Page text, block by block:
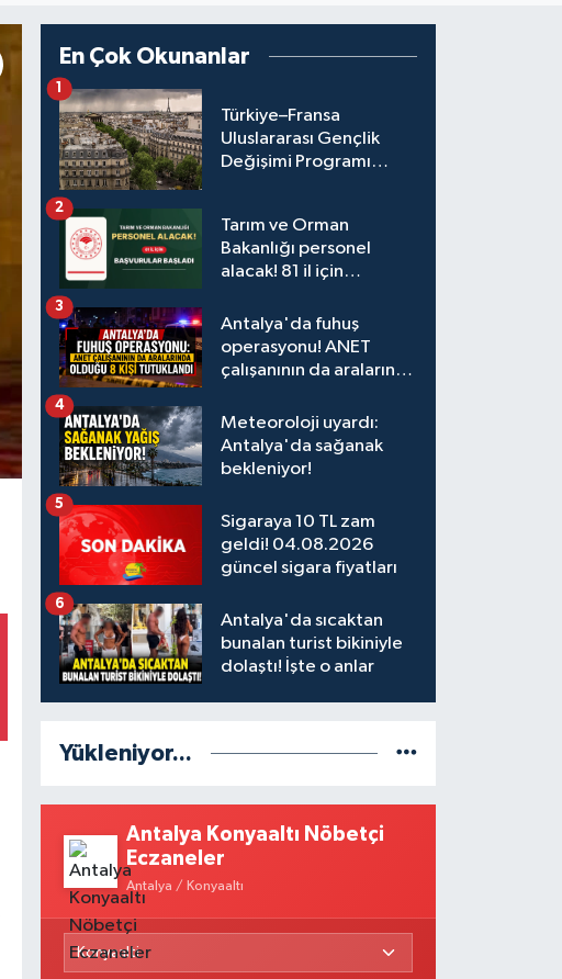
En Çok Okunanlar
Türkiye–Fransa
Uluslararası Gençlik
Değişimi Programı
1
Tarım ve Orman
Bakanlığı personel
alacak! 81 il için
2
Antalya'da fuhuş
operasyonu! ANET
çalışanının da aralarında
3
Meteoroloji uyardı:
Antalya'da sağanak
bekleniyor!
4
Sigaraya 10 TL zam
geldi! 04.08.2026
güncel sigara fiyatları
5
Antalya'da sıcaktan
bunalan turist bikiniyle
dolaştı! İşte o anlar
6
Yükleniyor...
Antalya Konyaaltı Nöbetçi
Eczaneler
Antalya / Konyaaltı